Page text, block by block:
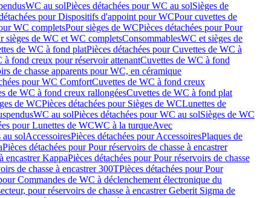
WC au solPièces détachées pour WC au solSièges de
pour Dispositifs d'appoint pour WCPour cuvettes de
WC completsPour sièges de WCPièces détachées pour Pour
sièges de WC et WC completsConsommablesWC et sièges de
de WC à fond platPièces détachées pour Cuvettes de WC à
à fond creux pour réservoir attenantCuvettes de WC à fond
de chasse apparents pour WC, en céramique
pour WC ComfortCuvettes de WC à fond creux
de WC à fond creux rallongéesCuvettes de WC à fond plat
de WCPièces détachées pour Sièges de WCLunettes de
WC au solPièces détachées pour WC au solSièges de WC
pour Lunettes de WCWC à la turqueAvec
au solAccessoiresPièces détachées pour AccessoiresPlaques de
Pièces détachées pour Pour réservoirs de chasse à encastrer
encastrer KappaPièces détachées pour Pour réservoirs de chasse
de chasse à encastrer 300TPièces détachées pour Pour
Commandes de WC à déclenchement électronique du
pour réservoirs de chasse à encastrer Geberit Sigma de